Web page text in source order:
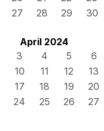
27 28 29 30
April 2024
3 4 5 6
10 11 12 13
17 18 19 20
24 25 26 27